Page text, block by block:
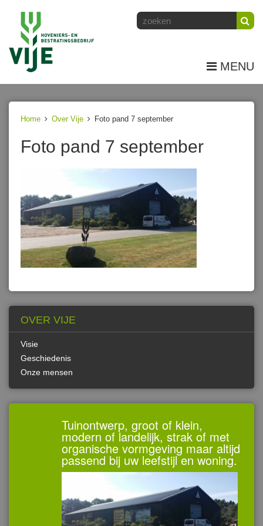
MENU
Home Over Vije Foto pand 7 september
Foto pand 7 september
OVER VIJE
Visie
Geschiedenis
Onze mensen
Tuinontwerp, groot of klein,
modern of landelijk, strak of met
organische vormgeving maar altijd
passend bij uw leefstijl en woning.